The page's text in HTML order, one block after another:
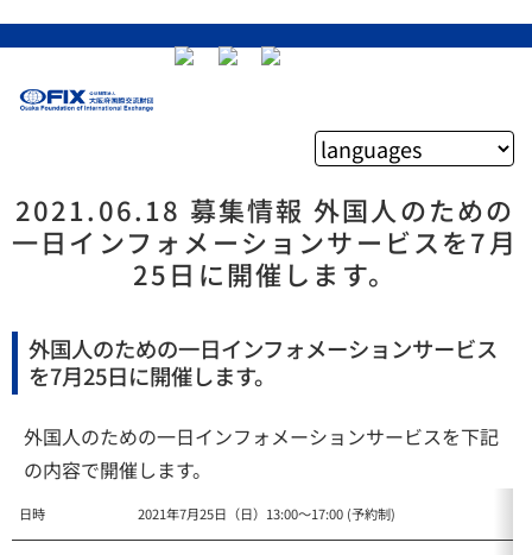
2021.06.18 募集情報 外国人のための
一日インフォメーションサービスを7月
25日に開催します。
外国人のための一日インフォメーションサービス
を7月25日に開催します。
外国人のための一日インフォメーションサービスを下記
の内容で開催します。
日時 2021年7月25日（日）13:00～17:00 (予約制)